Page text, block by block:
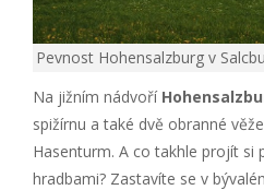
Pevnost Hohensalzburg v
Na jižním nádvoří
spižírnu a také dvě obranné
Hasenturm. A co takhle projít si
hradbami? Zastavíte se v